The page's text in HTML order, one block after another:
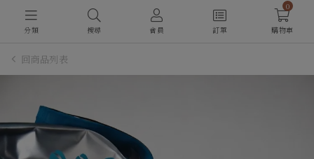
分類 搜尋 會員 訂單
0
購物車
回商品列表